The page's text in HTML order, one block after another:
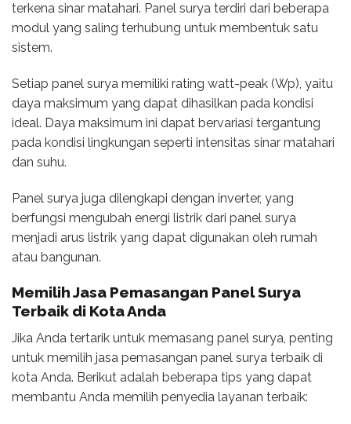
terkena sinar matahari. Panel surya terdiri dari beberapa
modul yang saling terhubung untuk membentuk satu
sistem.
Setiap panel surya memiliki rating watt-peak (Wp), yaitu
daya maksimum yang dapat dihasilkan pada kondisi
ideal. Daya maksimum ini dapat bervariasi tergantung
pada kondisi lingkungan seperti intensitas sinar matahari
dan suhu.
Panel surya juga dilengkapi dengan inverter, yang
berfungsi mengubah energi listrik dari panel surya
menjadi arus listrik yang dapat digunakan oleh rumah
atau bangunan.
MemilihJasa Pemasangan Panel Surya
Terbaik di Kota Anda
Jika Anda tertarik untuk memasang panel surya, penting
untuk memilih jasa pemasangan panel surya terbaik di
kota Anda. Berikut adalah beberapa tips yang dapat
membantu Anda memilih penyedia layanan terbaik: